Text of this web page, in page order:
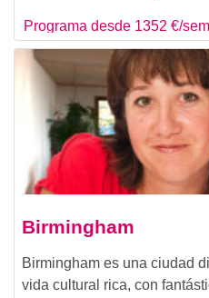
Programa desde 1352 €/
Birmingham
Birmingham es una ciudad
vida cultural rica, con